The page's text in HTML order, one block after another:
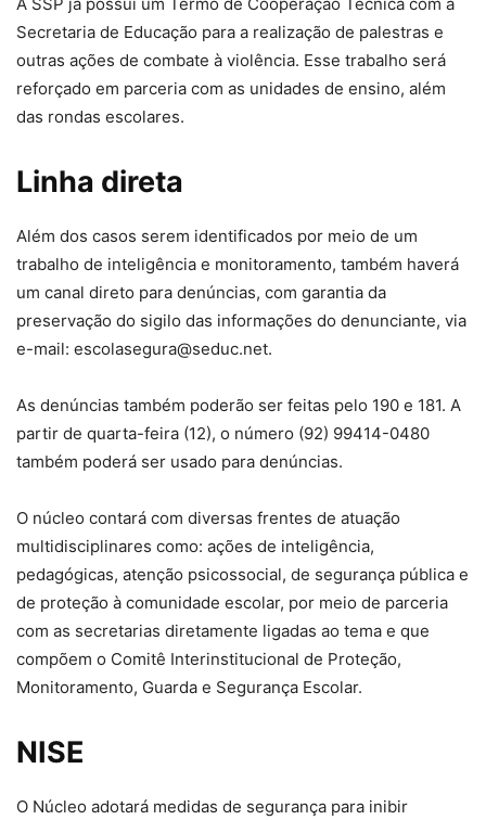
Secretaria de Educação para a realização de palestras e
outras ações de combate à violência. Esse trabalho será
reforçado em parceria com as unidades de ensino, além
das rondas escolares.
Linha direta
Além dos casos serem identificados por meio de um
trabalho de inteligência e monitoramento, também haverá
um canal direto para denúncias, com garantia da
preservação do sigilo das informações do denunciante, via
e-mail: escolasegura@seduc.net.
As denúncias também poderão ser feitas pelo 190 e 181. A
partir de quarta-feira (12), o número (92) 99414-0480
também poderá ser usado para denúncias.
O núcleo contará com diversas frentes de atuação
multidisciplinares como: ações de inteligência,
pedagógicas, atenção psicossocial, de segurança pública e
de proteção à comunidade escolar, por meio de parceria
com as secretarias diretamente ligadas ao tema e que
compõem o Comitê Interinstitucional de Proteção,
Monitoramento, Guarda e Segurança Escolar.
NISE
O Núcleo adotará medidas de segurança para inibir